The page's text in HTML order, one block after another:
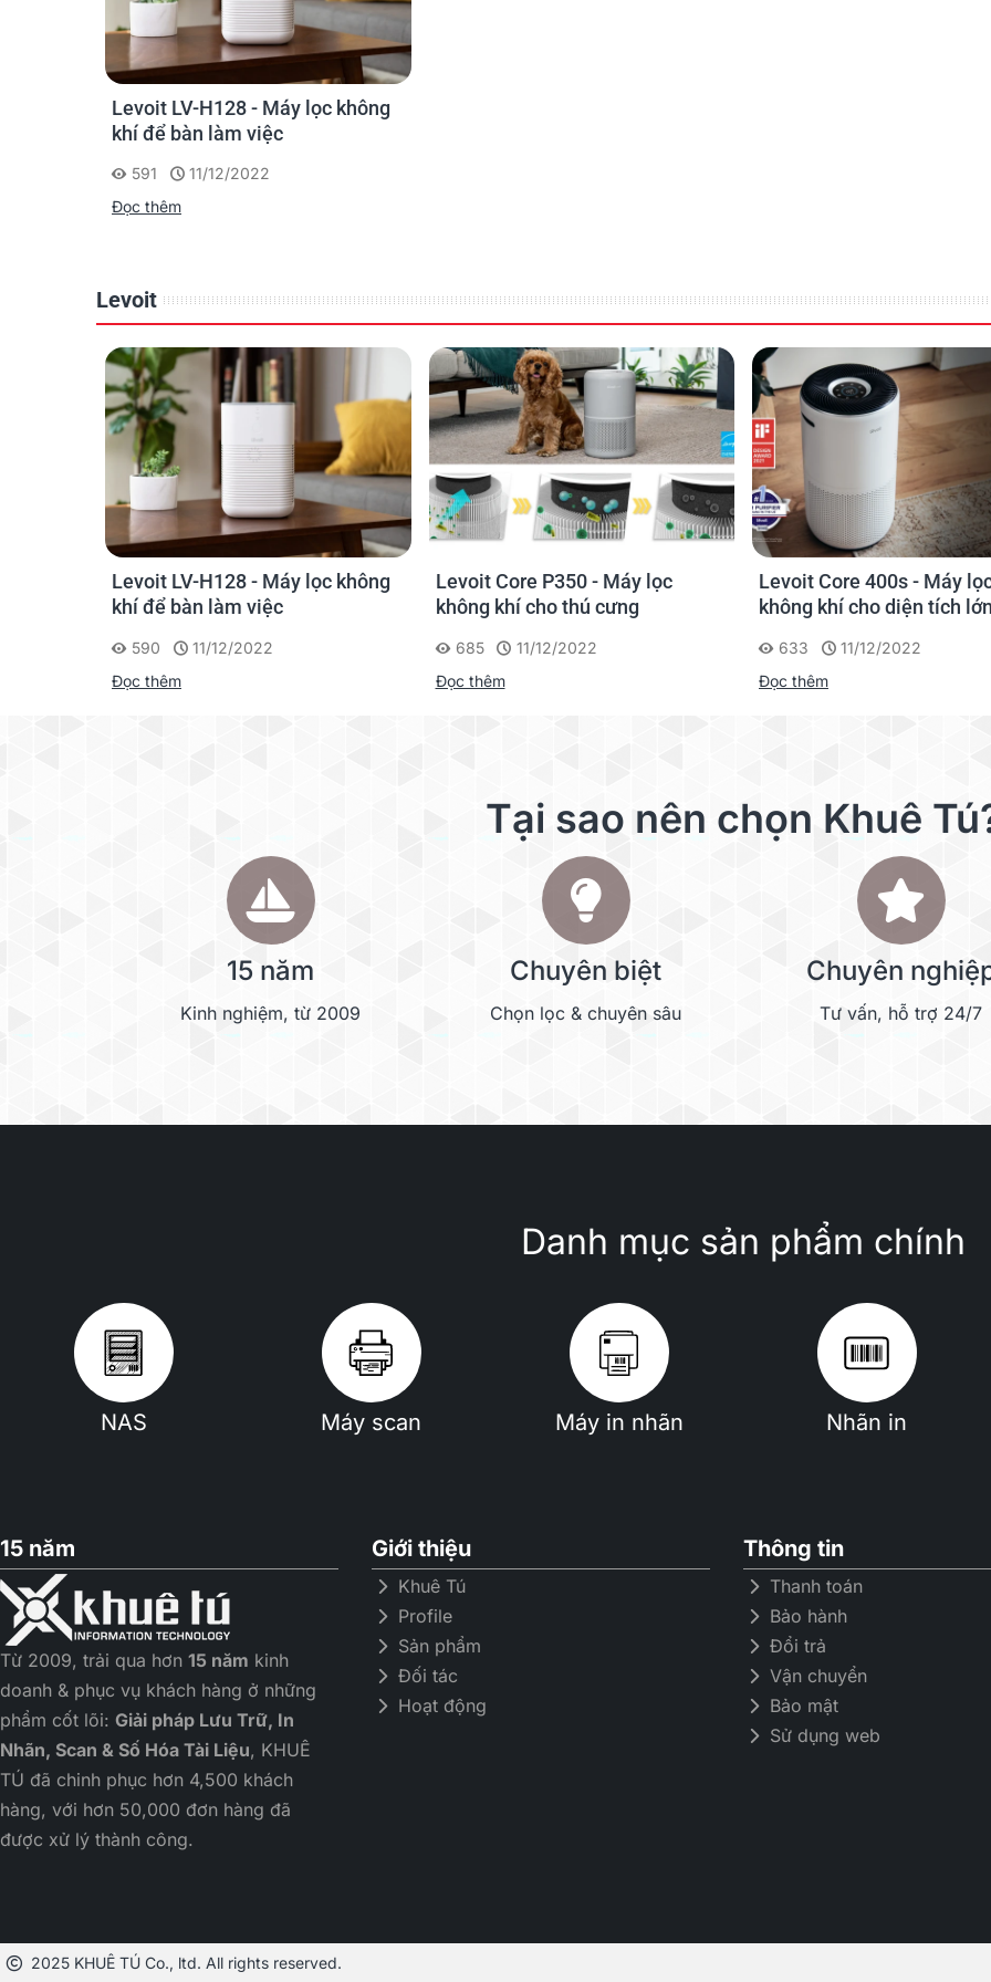
Loại bỏ mọi chất gây ô
Phấn hoa Bụi mịn
Lông thú
cưng
Khả năng
Được xây dựng dựa trên Bộ
Levoit LV-H128 - Máy lọc không
khí để bàn làm việc
591
11/12/2022
Đọc thêm
Levoit
Levoit Core P350 - Máy lọc
không khí cho thú cưng
685
11/12/2022
Đọc thêm
Levoit Core 400s - Máy lọc
không khí cho diện tích lớn
633
11/12/2022
Đọc thêm
Levoit Core 300s - Kết nối
gian nhà bạn với không
613
11/12/2022
Đọc thêm
Tại sao nên chọn Khuê
15 năm
Kinh nghiệm, từ 2009
Chuyên biệt
Chọn lọc & chuyên sâu
Chuyên
Tư vấn, hỗ trợ 24/7
Danh mục sản phẩm chính
NAS Máy scan Máy in nhãn Nhãn in
15 năm
Từ 2009, trải qua hơn 15 năm kinh
doanh & phục vụ khách hàng ở những
phẩm cốt lõi: Giải pháp Lưu Trữ, In
Nhãn, Scan & Số Hóa Tài Liệu, KHUÊ
TÚ đã chinh phục hơn 4,500 khách
hàng, với hơn 50,000 đơn hàng đã
được xử lý thành công.
Giới thiệu
Khuê Tú
Profile
Sản phẩm
Đối tác
Hoạt động
Thông tin
Thanh toán
Bảo hành
Đổi trả
Vận chuyển
Bảo mật
Sử dụng web
2025 KHUÊ TÚ Co., ltd. All rights reserved.